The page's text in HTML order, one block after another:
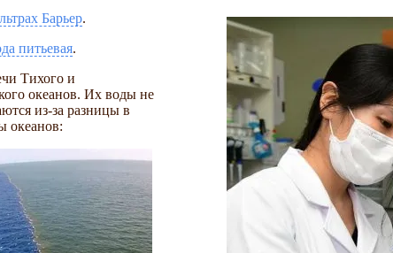
Барьер.
питьевая.
Тихого и
океанов. Их воды не
из-за разницы в
океанов: